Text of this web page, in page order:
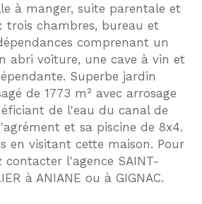
à manger, suite parentale et
trois chambres, bureau et
comprenant un
abri voiture, une cave à vin et
Superbe jardin
de 1773 m² avec arrosage
de l'eau du canal de
et sa piscine de 8x4.
en visitant cette maison. Pour
l'agence SAINT-
à ANIANE ou à GIGNAC.